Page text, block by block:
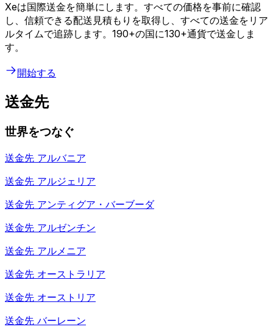
Xeは国際送金を簡単にします。すべての価格を事前に確認
し、信頼できる配送見積もりを取得し、すべての送金をリア
ルタイムで追跡します。190+の国に130+通貨で送金しま
す。
開始する
送金先
世界をつなぐ
送金先 アルバニア
送金先 アルジェリア
送金先 アンティグア・バーブーダ
送金先 アルゼンチン
送金先 アルメニア
送金先 オーストラリア
送金先 オーストリア
送金先 バーレーン